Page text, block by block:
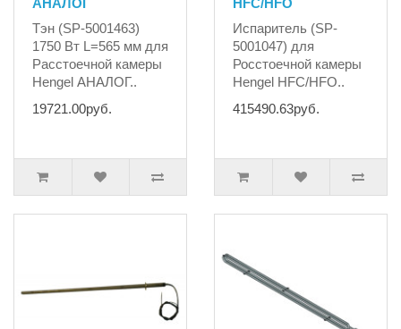
АНАЛОГ
Тэн (SP-5001463)
1750 Вт L=565 мм для
Расстоечной камеры
Hengel АНАЛОГ..
19721.00руб.
HFC/HFO
Испаритель (SP-
5001047) для
Росстоечной камеры
Hengel HFC/HFO..
415490.63руб.